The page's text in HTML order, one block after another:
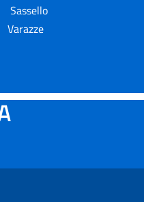
Sassello
Varazze